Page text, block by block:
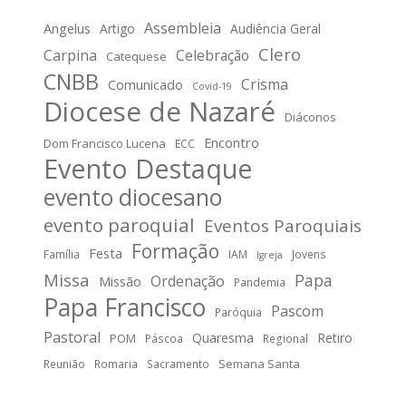
Angelus Artigo Assembleia Audiência Geral
Carpina Catequese Celebração Clero
CNBB Comunicado Covid-19 Crisma
Diocese de Nazaré
Diáconos
Dom Francisco Lucena
ECC Encontro
Evento Destaque
evento diocesano
evento paroquial Eventos Paroquiais
Família Festa Formação IAM Igreja Jovens
Missa Missão Ordenação Pandemia Papa
Papa Francisco Paróquia
Pascom
Pastoral
POM Páscoa Quaresma Regional Retiro
Reunião Romaria Sacramento Semana Santa